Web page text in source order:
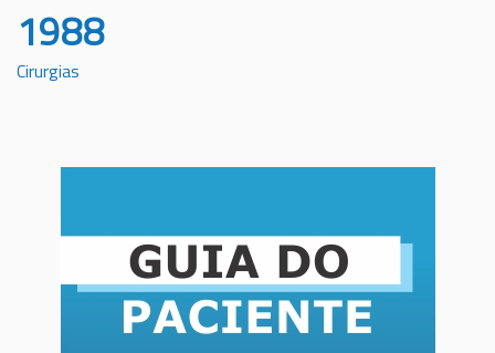
1988
Cirurgias